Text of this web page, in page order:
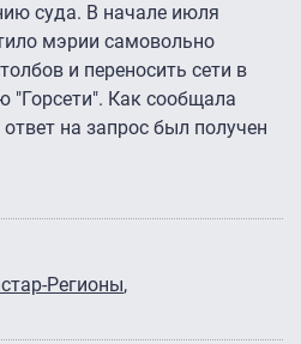
суда. В начале июля
мэрии самовольно
и переносить сети в
"Горсети". Как сообщала
на запрос был получен
Регионы